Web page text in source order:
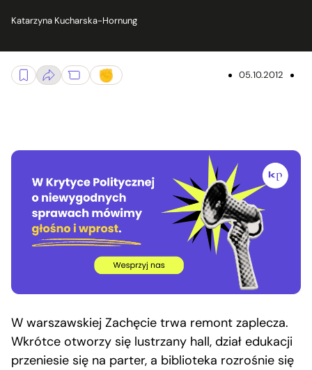
Katarzyna Kucharska-Hornung
05.10.2012
W warszawskiej Zachęcie trwa remont zaplecza.
Wkrótce otworzy się lustrzany hall, dział edukacji
przeniesie się na parter, a biblioteka rozrośnie się